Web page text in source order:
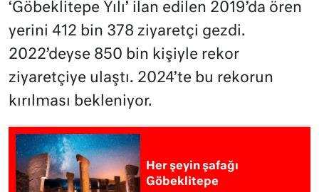
‘Göbeklitepe Yılı’ ilan edilen 2019’da ören
yerini 412 bin 378 ziyaretçi gezdi.
2022’deyse 850 bin kişiyle rekor
ziyaretçiye ulaştı. 2024’te bu rekorun
kırılması bekleniyor.
Her şeyin şafağı
Göbeklitepe